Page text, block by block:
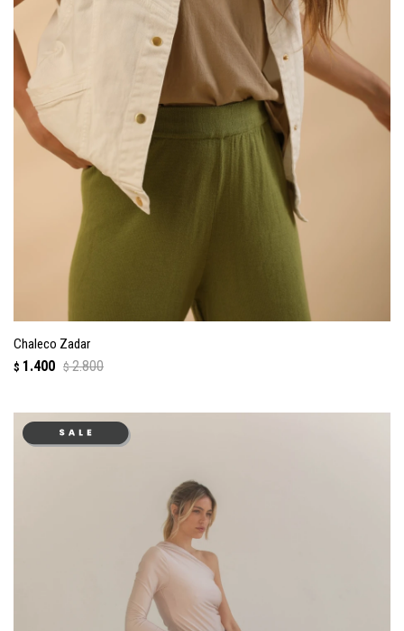
Chaleco Zadar
$ 1.400 $ 2.800